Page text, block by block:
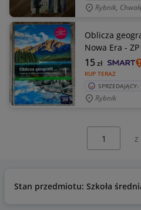
Rybnik,
Oblicza
Nowa Era - ZP
KUP TERAZ
15zł
Rybnik
Stan przedmiotu: Szkoła